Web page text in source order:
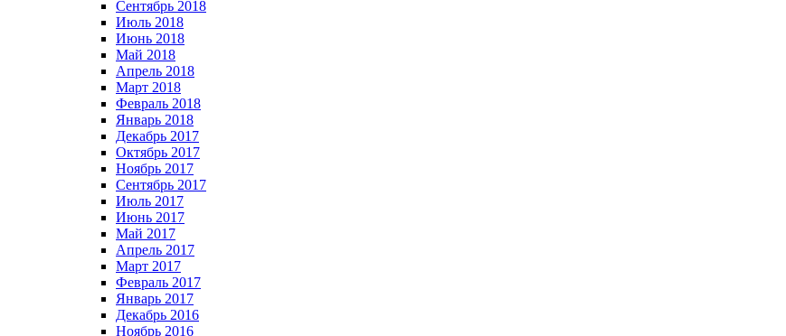
Сентябрь 2018
Июль 2018
Июнь 2018
Май 2018
Апрель 2018
Март 2018
Февраль 2018
Январь 2018
Декабрь 2017
Октябрь 2017
Ноябрь 2017
Сентябрь 2017
Июль 2017
Июнь 2017
Май 2017
Апрель 2017
Март 2017
Февраль 2017
Январь 2017
Декабрь 2016
Ноябрь 2016